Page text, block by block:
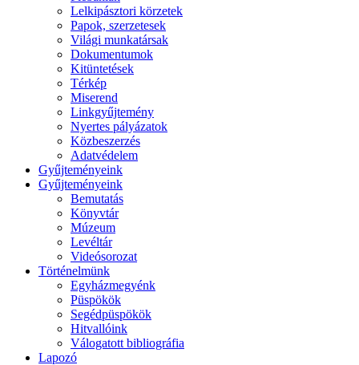
Lelkipásztori körzetek
Papok, szerzetesek
Világi munkatársak
Dokumentumok
Kitüntetések
Térkép
Miserend
Linkgyűjtemény
Nyertes pályázatok
Közbeszerzés
Adatvédelem
Gyűjteményeink
Gyűjteményeink
Bemutatás
Könyvtár
Múzeum
Levéltár
Videósorozat
Történelmünk
Egyházmegyénk
Püspökök
Segédpüspökök
Hitvallóink
Válogatott bibliográfia
Lapozó